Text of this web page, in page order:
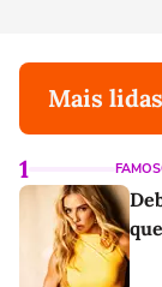
Mais lidas
1